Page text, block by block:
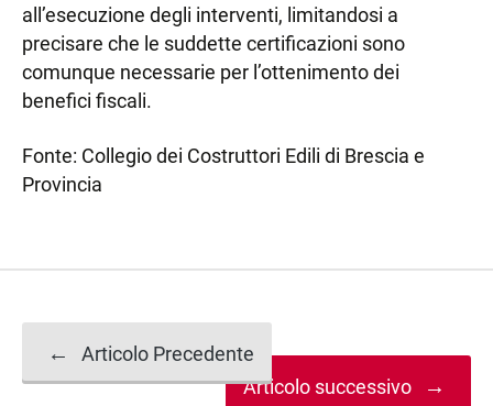
all’esecuzione degli interventi, limitandosi a
precisare che le suddette certificazioni sono
comunque necessarie per l’ottenimento dei
benefici fiscali.
Fonte: Collegio dei Costruttori Edili di Brescia e
Provincia
Navigazione
←
Articolo Precedente
Articolo successivo
→